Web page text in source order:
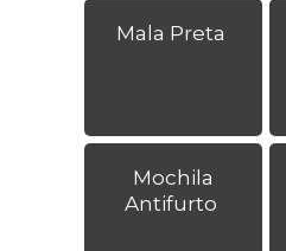
Mala Preta
Mochila
Antifurto